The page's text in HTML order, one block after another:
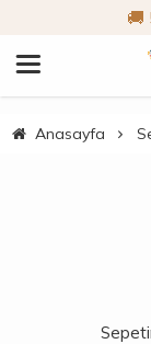
🚚
Anasayfa